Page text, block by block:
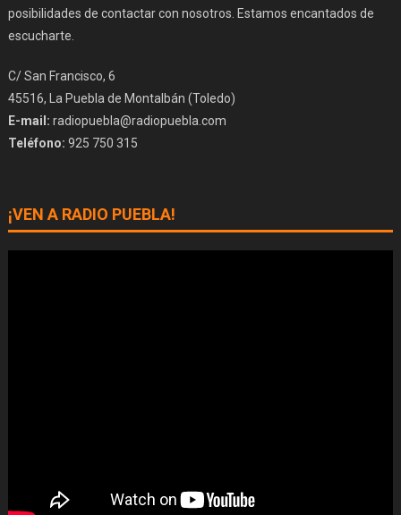
posibilidades de contactar con nosotros. Estamos encantados de
escucharte.
C/ San Francisco, 6
45516, La Puebla de Montalbán (Toledo)
E-mail: radiopuebla@radiopuebla.com
Teléfono: 925 750 315
¡VEN A RADIO PUEBLA!